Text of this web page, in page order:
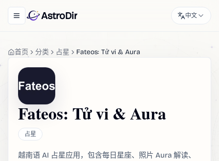
Toggle navigation menu
AstroDir 中文
首页 分类 占星 Fateos: Tử vi & Aura
Fateos: Tử vi & Aura
占星
越南语 AI 占星应用，包含每日星座、照片 Aura 解读、